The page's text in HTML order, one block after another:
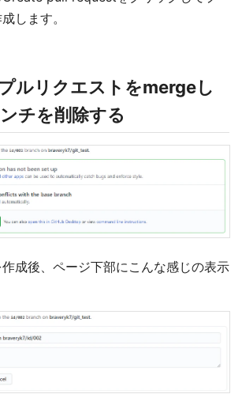
します。
ルリクエストをmergeし
チを削除する
成後、ページ下部にこんな感じの表示